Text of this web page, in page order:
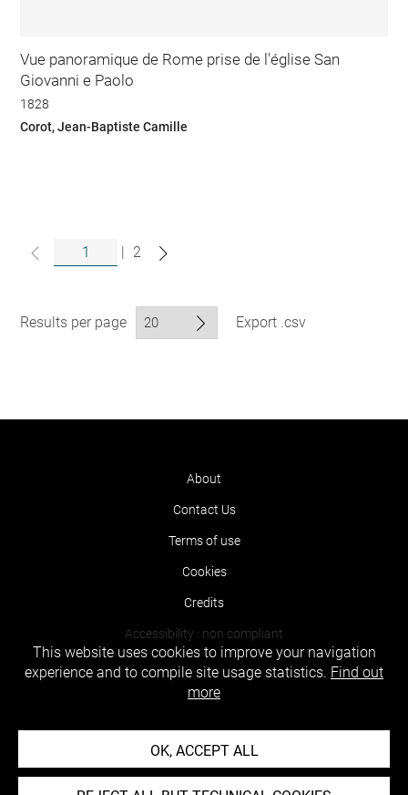
Vue panoramique de Rome prise de l'église San
Giovanni e Paolo
1828
Corot, Jean-Baptiste Camille
2
Results per page Export .csv
About
Contact Us
Terms of use
Cookies
Credits
Accessibility : non compliant
This website uses cookies to improve your navigation
experience and to compile site usage statistics. Find out
more
OK, ACCEPT ALL